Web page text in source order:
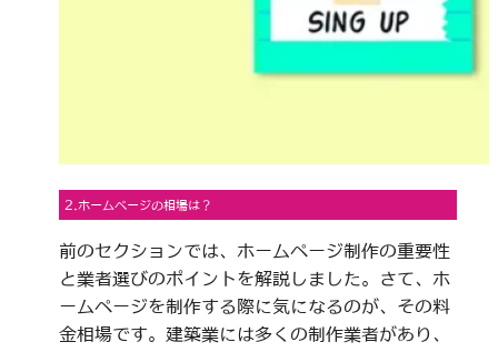
2.ホームページの相場は？
前のセクションでは、ホームページ制作の重要性
と業者選びのポイントを解説しました。さて、ホ
ームページを制作する際に気になるのが、その料
金相場です。建築業には多くの制作業者があり、